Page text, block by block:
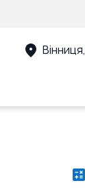
Вінниця,